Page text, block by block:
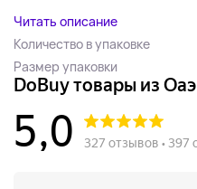
Читать описание
Количество в упаковке
Размер упаковки